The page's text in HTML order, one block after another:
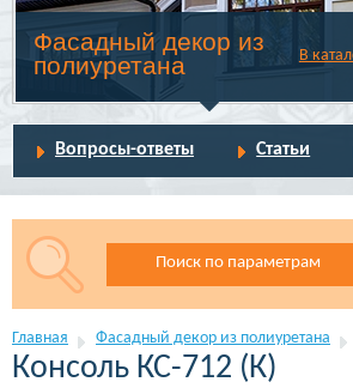
Фасадный декор из
полиуретана
В
Вопросы-ответы Статьи
Поиск по параметрам
Главная Фасадный декор из полиуретана
Консоль КС-712 (К)